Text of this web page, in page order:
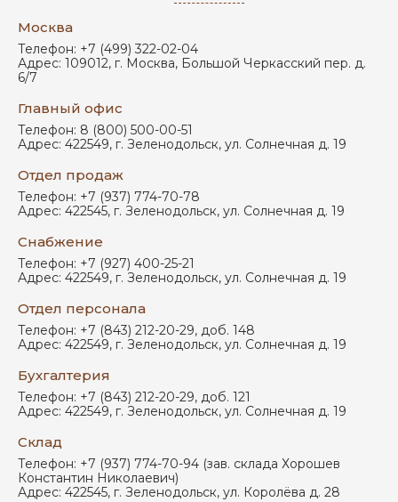
Москва
Телефон: +7 (499) 322-02-04
Адрес: 109012, г. Москва, Большой Черкасский пер. д.
6/7
Главный офис
Телефон: 8 (800) 500-00-51
Адрес: 422549, г. Зеленодольск, ул. Солнечная д. 19
Отдел продаж
Телефон: +7 (937) 774-70-78
Адрес: 422545, г. Зеленодольск, ул. Солнечная д. 19
Снабжение
Телефон: +7 (927) 400-25-21
Адрес: 422549, г. Зеленодольск, ул. Солнечная д. 19
Отдел персонала
Телефон: +7 (843) 212-20-29, доб. 148
Адрес: 422549, г. Зеленодольск, ул. Солнечная д. 19
Бухгалтерия
Телефон: +7 (843) 212-20-29, доб. 121
Адрес: 422549, г. Зеленодольск, ул. Солнечная д. 19
Склад
Телефон: +7 (937) 774-70-94 (зав. склада Хорошев
Константин Николаевич)
Адрес: 422545, г. Зеленодольск, ул. Королёва д. 28